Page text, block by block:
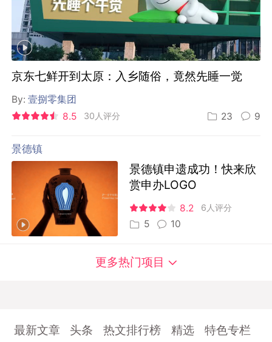
京东七鲜开到太原：入乡随俗，竟然先睡一觉
By:壹捌零集团
8.5
30人评分 23 9
景德镇
景德镇申遗成功！快来欣
赏申办LOGO
8.2 6人评分
5 10
更多热门项目
最新文章 头条 热文排行榜 精选 特色专栏